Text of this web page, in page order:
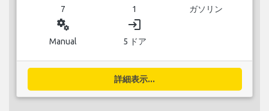
7 1 ガソリン
miscellaneous_services
Manual
login
5 ドア
詳細表示...